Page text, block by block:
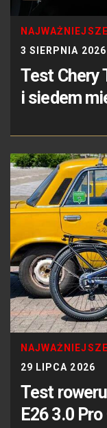
NAJWAŻNIEJSZE
3 SIERPNIA 2026
Test Chery
i siedem
NAJWAŻNIEJSZE
29 LIPCA 2026
Test
E26 3.0